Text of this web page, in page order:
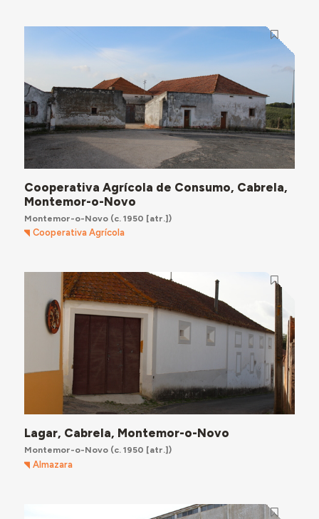
Cooperativa Agrícola de Consumo, Cabrela,
Montemor-o-Novo
Montemor-o-Novo(c. 1950 [atr.])
Cooperativa Agrícola
Lagar, Cabrela, Montemor-o-Novo
Montemor-o-Novo(c. 1950 [atr.])
Almazara